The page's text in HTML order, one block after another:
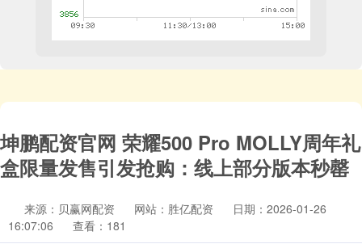
坤鹏配资官网 荣耀500 Pro MOLLY周年礼
盒限量发售引发抢购：线上部分版本秒罄
来源：贝赢网配资 网站：胜亿配资
日期：2026-01-26
16:07:06
查看：181